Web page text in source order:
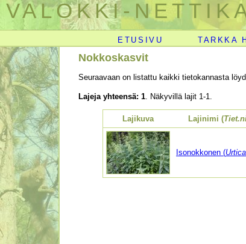
VALOKKI-
ETUSIVU TARKKA
Nokkoskasvit
Seuraavaan on listattu kaikki tietokannasta
Lajeja yhteensä: 1 . Näkyvillä lajit 1-1.
Lajikuva Lajinimi (
Isonokkonen (